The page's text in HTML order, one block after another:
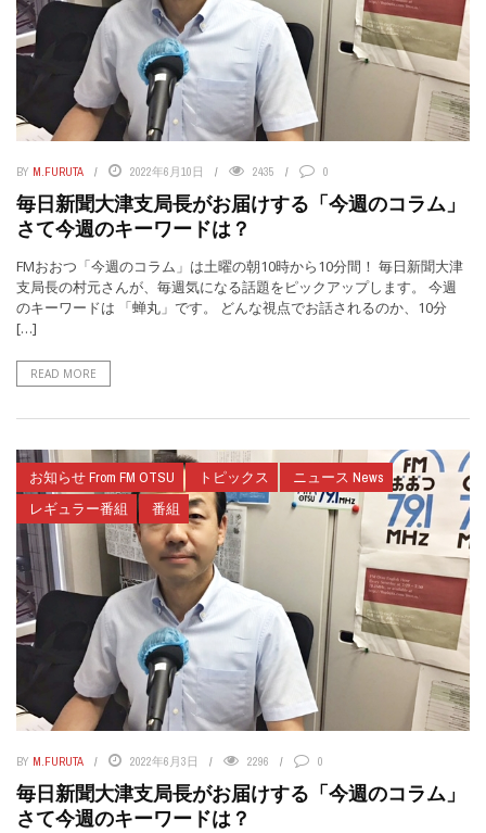
BY M.FURUTA 2022年6月10日 2435 0
毎日新聞大津支局長がお届けする「今週のコラム」
さて今週のキーワードは？
FMおおつ「今週のコラム」は土曜の朝10時から10分間！ 毎日新聞大津
支局長の村元さんが、毎週気になる話題をピックアップします。 今週
のキーワードは 「蝉丸」です。 どんな視点でお話されるのか、10分
[…]
READ MORE
お知らせ From FM OTSU トピックス
ニュース News
レギュラー番組
番組
BY M.FURUTA 2022年6月3日 2296 0
毎日新聞大津支局長がお届けする「今週のコラム」
さて今週のキーワードは？